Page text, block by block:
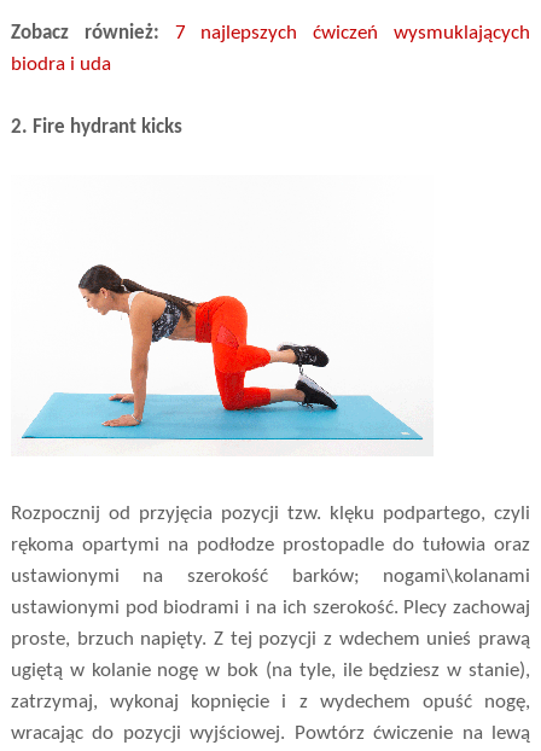
Zobacz również: 7 najlepszych ćwiczeń wysmuklających
biodra i uda
2. Fire hydrant kicks
Rozpocznij od przyjęcia pozycji tzw. klęku podpartego, czyli
rękoma opartymi na podłodze prostopadle do tułowia oraz
ustawionymi na szerokość barków; nogami\kolanami
ustawionymi pod biodrami i na ich szerokość. Plecy zachowaj
proste, brzuch napięty. Z tej pozycji z wdechem unieś prawą
ugiętą w kolanie nogę w bok (na tyle, ile będziesz w stanie),
zatrzymaj, wykonaj kopnięcie i z wydechem opuść nogę,
wracając do pozycji wyjściowej. Powtórz ćwiczenie na lewą